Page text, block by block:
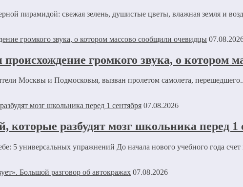
пирамидой: свежая зелень, душистые цветы, влажная земля и
громкого звука, о котором
Москвы и Подмосковья, вызван пролетом самолета,
07.08.2026
которые разбудят мозг школьника перед 1
5 универсальных упражнений До начала нового учебного года
07.08.2026